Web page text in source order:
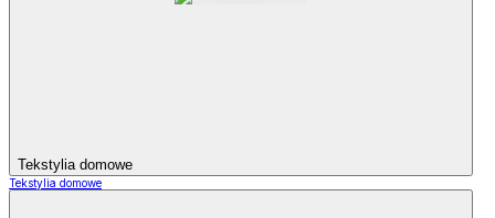
Tekstylia domowe
Tekstylia domowe